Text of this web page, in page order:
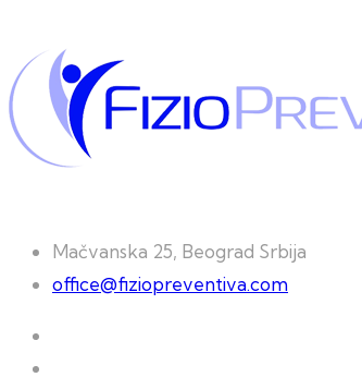
Mačvanska 25, Beograd Srbija
office@fiziopreventiva.com